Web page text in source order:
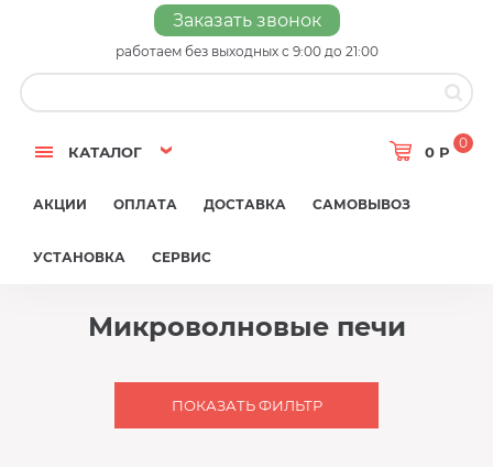
Заказать звонок
работаем без выходных с 9:00 до 21:00
КАТАЛОГ 0 Р
0
АКЦИИ ОПЛАТА ДОСТАВКА САМОВЫВОЗ
УСТАНОВКА СЕРВИС
Микроволновые печи
ПОКАЗАТЬ ФИЛЬТР